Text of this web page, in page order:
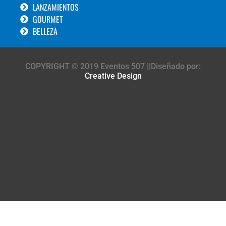
LANZAMIENTOS
GOURMET
BELLEZA
COPYRIGHT © 2019 Eventos 507 ||Diseñado por:
Creative Design